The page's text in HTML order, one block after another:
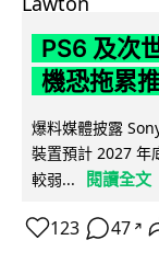
PS6 及次
機恐拖累
爆料媒體披露
裝置預計 2027 年
較弱...
閱讀全文
123 47 ↗